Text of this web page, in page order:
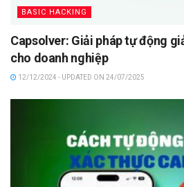
BASIC HACKING
Capsolver: Giải pháp tự động
cho doanh nghiệp
12/12/2024 - UPDATED ON 24/07/2025